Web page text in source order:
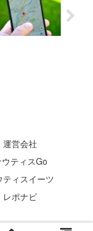
運営会社
ティスGo
ティスイーツ
レポナビ